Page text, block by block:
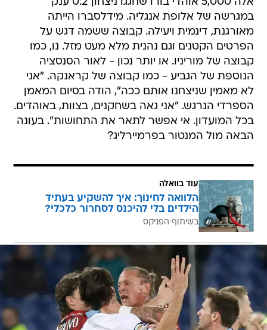
במגרשה של אלופת אנגליה. מידלסברו הייתה
מאורגנת, דינמית ויעילה. קבוצה ששמה דגש על
הפרטים הקטנים וגם נהנית מלא מעט מזל. נו, כמו
קבוצה של מוריניו. או יותר נכון - לאור הסנסציה
הנוספת של הגביע - כמו קבוצה של קראנקה. "אני
לא מאמין שניצחנו אותם ככה", הודה בסיום המאמן
הספרדי הנרגש. "אני גאה בשחקנים, בצוות, באוהדים.
בכל המועדון. אי אפשר לתאר את התחושות". בעונה
הבאה מול המנטור בפרמיירליג?
עוד בוואלה
הלוואה לחינוך: איך להשקיע בעתיד
הילדים בלי להיכנס לסחרור כלכלי?
בשיתוף הפניקס